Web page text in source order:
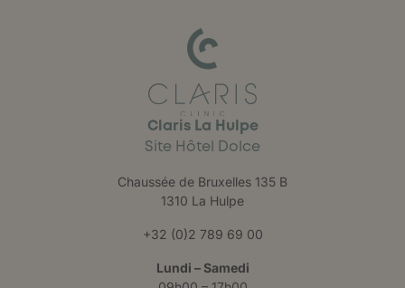
Claris La Hulpe
Site Hôtel Dolce
Chaussée de Bruxelles 135 B
1310 La Hulpe
+32 (0)2 789 69 00
Lundi – Samedi